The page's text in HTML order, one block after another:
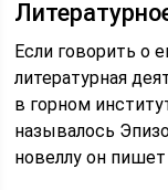
Если говорить о
литературная
в горном
называлось
новеллу он пишет